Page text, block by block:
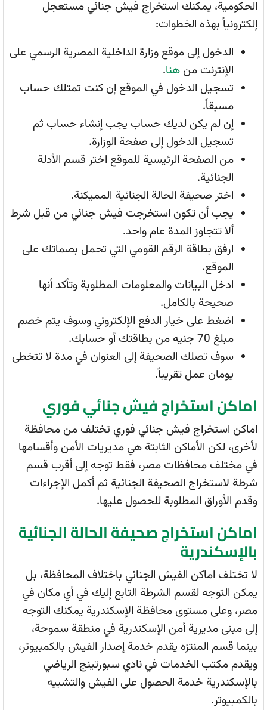
الحكومية، يمكنك استخراج فيش جنائي مستعجل
إلكترونياً بهذه الخطوات:
الدخول إلى موقع وزارة الداخلية المصرية الرسمي على
الإنترنت من هنا.
تسجيل الدخول في الموقع إن كنت تمتلك حساب
مسبقاً.
إن لم يكن لديك حساب يجب إنشاء حساب ثم
تسجيل الدخول إلى صفحة الوزارة.
من الصفحة الرئيسية للموقع اختر قسم الأدلة
الجنائية.
اختر صحيفة الحالة الجنائية المميكنة.
يجب أن تكون استخرجت فيش جنائي من قبل شرط
ألا تتجاوز المدة عام واحد.
ارفق بطاقة الرقم القومي التي تحمل بصماتك على
الموقع.
ادخل البيانات والمعلومات المطلوبة وتأكد أنها
صحيحة بالكامل.
اضغط على خيار الدفع الإلكتروني وسوف يتم خصم
مبلغ 70 جنيه من بطاقتك أو حسابك.
سوف تصلك الصحيفة إلى العنوان في مدة لا تتخطى
يومان عمل تقريباً.
اماكن استخراج فيش جنائي فوري
اماكن استخراج فيش جنائي فوري تختلف من محافظة
لأخرى، لكن الأماكن الثابتة هي مديريات الأمن وأقسامها
في مختلف محافظات مصر، فقط توجه إلى أقرب قسم
شرطة لاستخراج الصحيفة الجنائية ثم أكمل الإجراءات
وقدم الأوراق المطلوبة للحصول عليها.
اماكن استخراج صحيفة الحالة الجنائية
بالإسكندرية
لا تختلف اماكن الفيش الجنائي باختلاف المحافظة، بل
يمكن التوجه لقسم الشرطة التابع إليك في أي مكان في
مصر، وعلى مستوى محافظة الإسكندرية يمكنك التوجه
إلى مبنى مديرية أمن الإسكندرية في منطقة سموحة،
بينما قسم المنتزه يقدم خدمة إصدار الفيش بالكمبيوتر،
ويقدم مكتب الخدمات في نادي سبورتينج الرياضي
بالإسكندرية خدمة الحصول على الفيش والتشبيه
بالكمبيوتر.